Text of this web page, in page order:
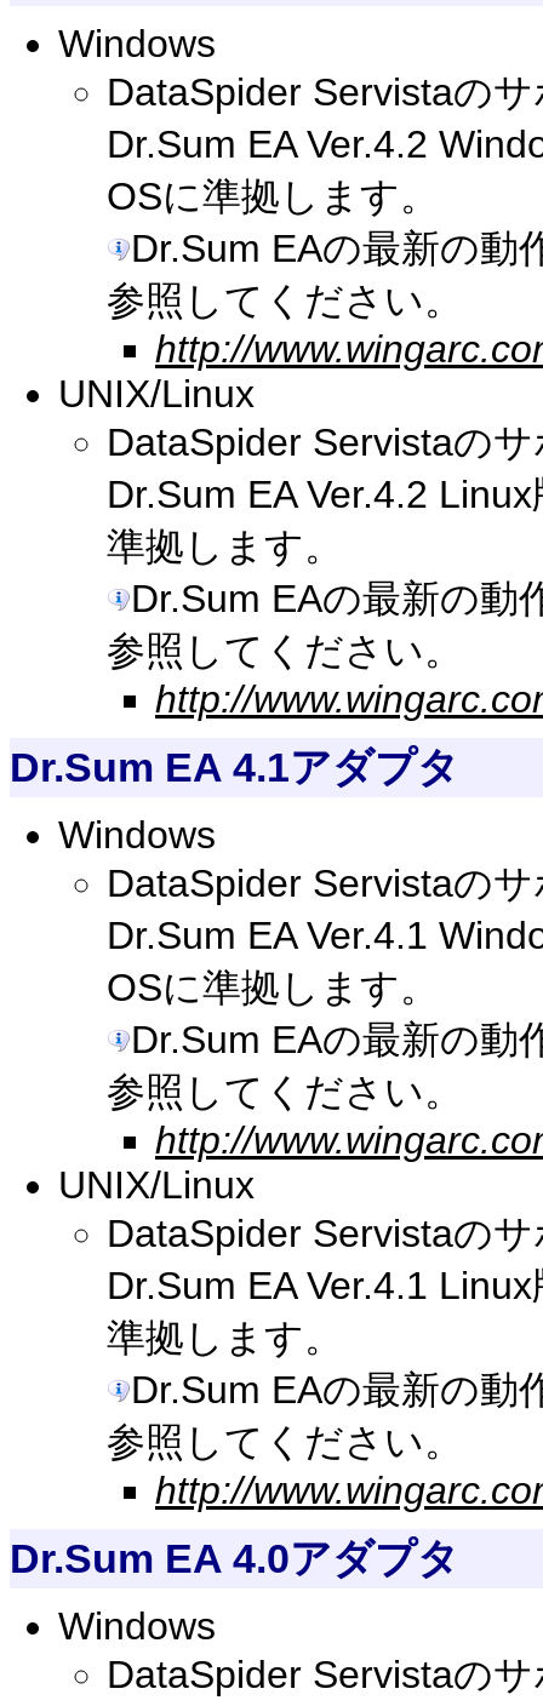
Windows
DataSpider Servistaの
Dr.Sum EA Ver.4.2
OSに準拠します。
Dr.Sum EAの最新の動
参照してください。
http://
UNIX/Linux
DataSpider Servistaの
Dr.Sum EA Ver.4.2
準拠します。
Dr.Sum EAの最新の動
参照してください。
http://
Dr.Sum EA 4.1アダプタ
Windows
DataSpider Servistaの
Dr.Sum EA Ver.4.1
OSに準拠します。
Dr.Sum EAの最新の動
参照してください。
http://
UNIX/Linux
DataSpider Servistaの
Dr.Sum EA Ver.4.1
準拠します。
Dr.Sum EAの最新の動
参照してください。
http://
Dr.Sum EA 4.0アダプタ
Windows
DataSpider Servistaの